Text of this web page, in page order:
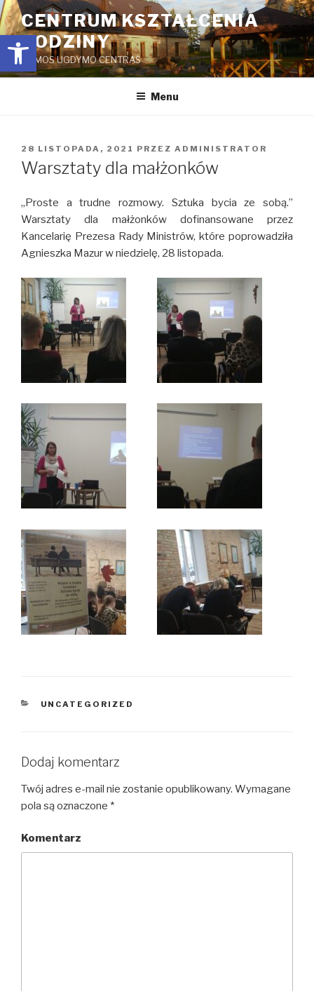
Open toolbar
Przejdź
do
treści
CENTRUM KSZTAŁCENIA
RODZINY
ŠEIMOS UGDYMO CENTRAS
Menu
OPUBLIKOWANE
W
28 LISTOPADA, 2021 PRZEZ ADMINISTRATOR
Warsztaty dla małżonków
„Proste a trudne rozmowy. Sztuka bycia ze sobą.”
Warsztaty dla małżonków dofinansowane przez
Kancelarię Prezesa Rady Ministrów, które poprowadziła
Agnieszka Mazur w niedzielę, 28 listopada.
KATEGORIE
UNCATEGORIZED
Dodaj komentarz
Twój adres e-mail nie zostanie opublikowany. Wymagane
pola są oznaczone *
Komentarz